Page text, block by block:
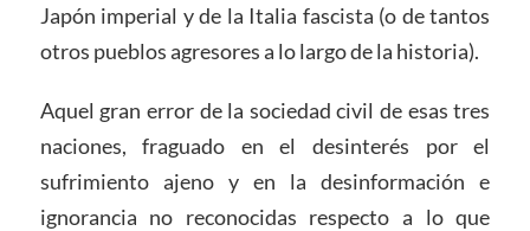
Japón imperial y de la Italia fascista (o de tantos
otros pueblos agresores a lo largo de la historia).
Aquel gran error de la sociedad civil de esas tres
naciones, fraguado en el desinterés por el
sufrimiento ajeno y en la desinformación e
ignorancia no reconocidas respecto a lo que